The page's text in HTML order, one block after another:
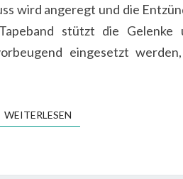
wird angeregt und die
stützt die
eingesetzt
WEITERLESEN